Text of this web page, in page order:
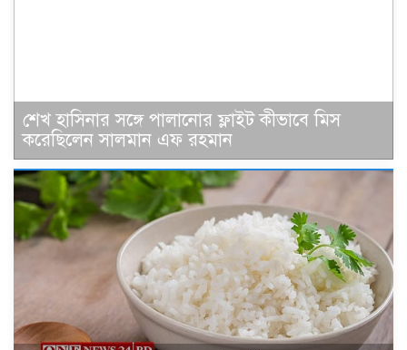
শেখ হাসিনার সঙ্গে পালানোর ফ্লাইট কীভাবে মিস
করেছিলেন সালমান এফ রহমান